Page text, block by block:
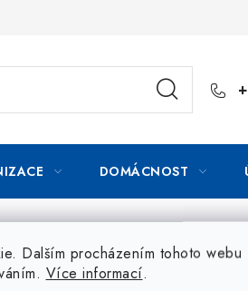
Dalším procházením tohoto webu
Více informací.
DOMÁCNOST